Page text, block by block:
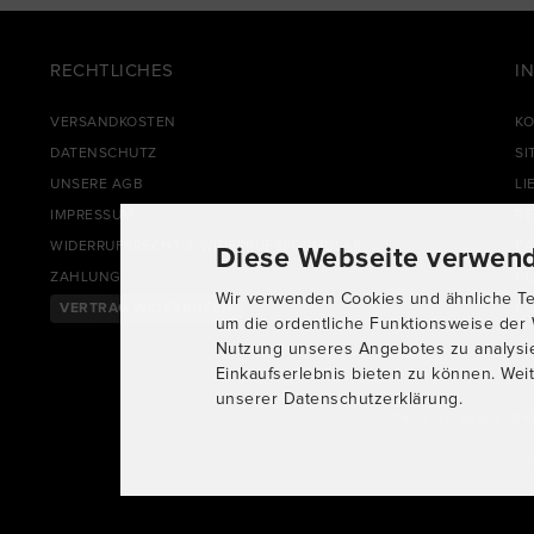
RECHTLICHES
VERSANDKOSTEN
DATENSCHUTZ
UNSERE AGB
IMPRESSUM
WIDERRUFSRECHT & WIDERRUFSFORMULAR
ZAHLUNG
VERTRAG WIDERRUFEN
Diese Webseite
Wir verwenden Cookies und ähnliche
um die ordentliche Funktionsweise der
Nutzung unseres Angebotes zu
Einkaufserlebnis bieten zu können.
unserer Datenschutzerklärung.